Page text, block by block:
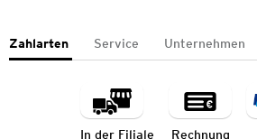
Zahlarten Service Unternehmen
In der Filiale Rechnung